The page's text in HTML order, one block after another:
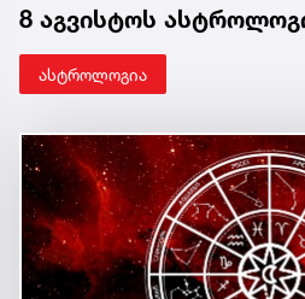
8 აგვისტოს
ასტროლოგია